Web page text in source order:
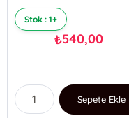
Stok : 1+
₺540,00
Sepete Ekle